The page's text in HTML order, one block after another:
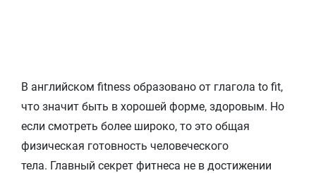
В английском fitness образовано от глагола to fit,
что значит быть в хорошей форме, здоровым. Но
если смотреть более широко, то это общая
физическая готовность человеческого
тела. Главный секрет фитнеса не в достижении